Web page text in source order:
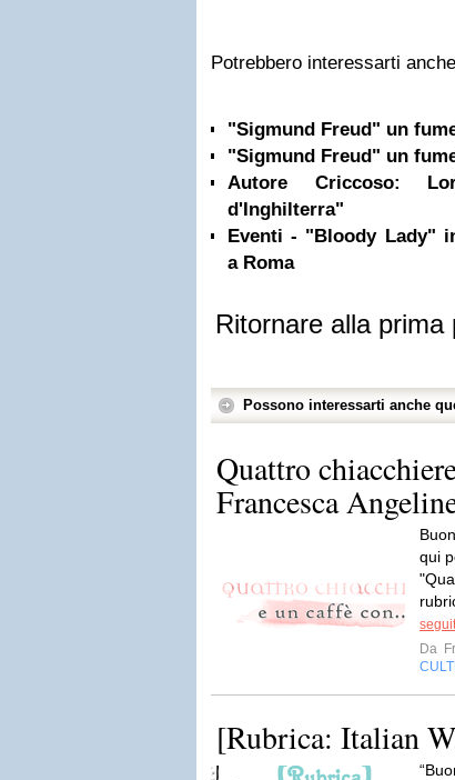
Potrebbero interessarti
"Sigmund Freud" un
"Sigmund Freud" un
Autore Criccoso:
d'Inghilterra"
Eventi - "Bloody Lady"
a Roma
Ritornare alla prima
Possono interessarti anche
Quattro
Francesca
qui
Da
[Rubrica: Italian